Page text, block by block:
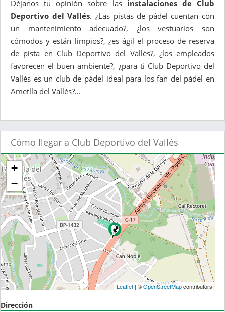
Déjanos tu opinión sobre las instalaciones de Club
Deportivo del Vallés. ¿Las pistas de pádel cuentan con
un mantenimiento adecuado?, ¿los vestuarios son
cómodos y están limpios?, ¿es ágil el proceso de reserva
de pista en Club Deportivo del Vallés?, ¿los empleados
favorecen el buen ambiente?, ¿para ti Club Deportivo del
Vallés es un club de pádel ideal para los fan del pádel en
Ametlla del Vallés?...
Cómo llegar a Club Deportivo del Vallés
+
−
Leaflet| ©OpenStreetMapcontributors
Dirección